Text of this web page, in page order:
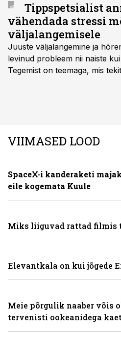
Tippspetsialist
vähendada stressi
väljalangemisele
Juuste väljalangemine ja
levinud probleem nii naiste
Tegemist on teemaga, mis
VIIMASED LOOD
SpaceX-i kanderaketi
eile kogemata Kuule
Miks liiguvad rattad filmis
Elevantkala on kui jõgede
Meie põrgulik naaber võis
tervenisti ookeanidega